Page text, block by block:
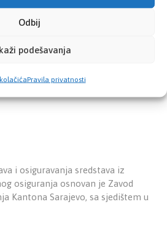
Odbij
podešavanja
Pravila privatnosti
i osiguravanja sredstava iz
osiguranja osnovan je Zavod
Kantona Sarajevo, sa sjedištem u